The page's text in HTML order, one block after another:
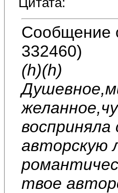
Сообщение
332460)
(h)(h)
авторскую
твое